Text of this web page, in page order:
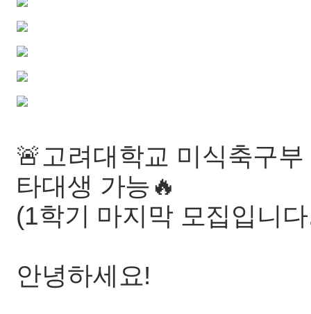
🚨고려대학교 미식축구
타대생 가능🔥
(1학기 마지막 모집입니
안녕하세요!